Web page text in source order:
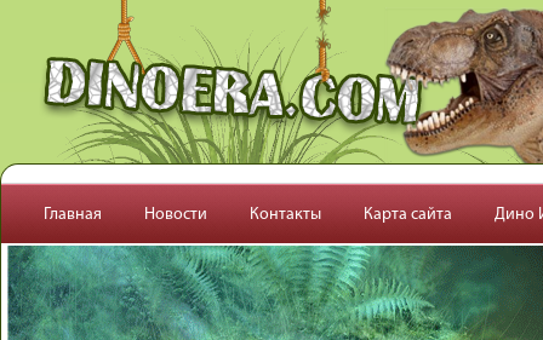
Перейти к основному содержанию
Главная Новости Контакты Карта сайта Дино